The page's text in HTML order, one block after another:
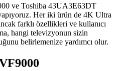
ve Toshiba 43UA3E63DT
Her iki ürün de 4K Ultra
farklı özellikleri ve kullanıcı
hangi televizyonun sizin
belirlemenize yardımcı olur.